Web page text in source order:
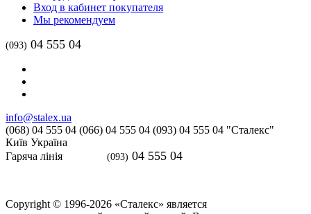
Вход в кабинет покупателя
Мы рекомендуем
(093) 04 555 04
info@stalex.ua
(068) 04 555 04 (066) 04 555 04 (093) 04 555 04 "Сталекс"
Київ Україна
Гаряча лінія
(093) 04 555 04
Copyright © 1996-2026 «Сталекс» является